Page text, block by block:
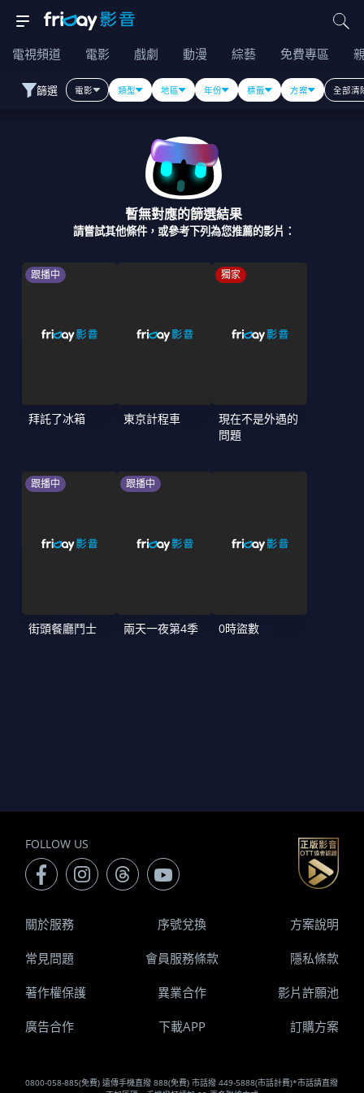
電視頻道 電影 戲劇 動漫 綜藝 免費專區
篩選 電影 類型 地區 年份 標籤 方案 全部清
暫無對應的篩選結果
請嘗試其他條件，或參考下列為您推薦的影片：
跟播中
拜託了冰箱 東京計程車
獨家
現在不是外遇的
問題
跟播中
街頭餐廳鬥士
跟播中
兩天一夜第4季 0時盜數
FOLLOW US
0800-058-885(免費) 遠傳手機直撥 888(免費) 市話撥 449-5888(市話計費)*市話請直撥
關於服務 序號兌換 方案說明
常見問題 會員服務條款 隱私條款
著作權保護 異業合作 影片許願池
廣告合作 下載APP 訂購方案